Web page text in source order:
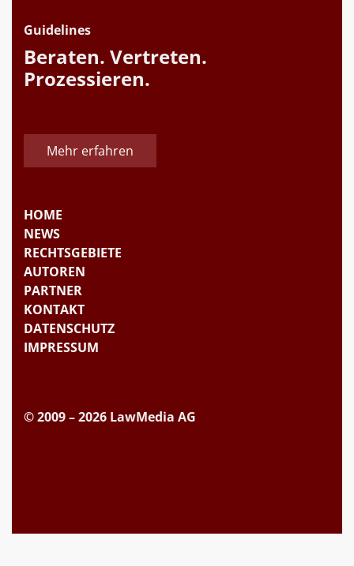
Guidelines
Beraten. Vertreten.
Prozessieren.
Mehr erfahren
HOME
NEWS
RECHTSGEBIETE
AUTOREN
PARTNER
KONTAKT
DATENSCHUTZ
IMPRESSUM
© 2009 – 2026 LawMedia AG